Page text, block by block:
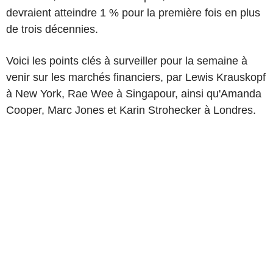
devraient atteindre 1 % pour la première fois en plus
de trois décennies.
Voici les points clés à surveiller pour la semaine à
venir sur les marchés financiers, par Lewis Krauskopf
à New York, Rae Wee à Singapour, ainsi qu'Amanda
Cooper, Marc Jones et Karin Strohecker à Londres.